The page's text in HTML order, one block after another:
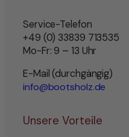
Service-Telefon
+49 (0) 33839 713535
Mo-Fr: 9 – 13 Uhr
E-Mail (durchgängig)
info@bootsholz.de
Unsere Vorteile